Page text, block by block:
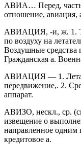
АВИА… Перед, часть,
отношение, авиация,
АВИАЦИЯ, -и, ж. 1.
по воздуху на
Воздушные средства
Гражданская а.
АВИАЦИЯ — 1.
передвижение,. 2.
аппарат.
АВИЗО, нескл., ср.
извещение о
направленное одним
кредитовое а.